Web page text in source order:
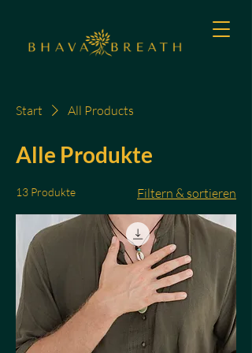
Start All Products
Alle Produkte
13 Produkte Filtern & sortieren